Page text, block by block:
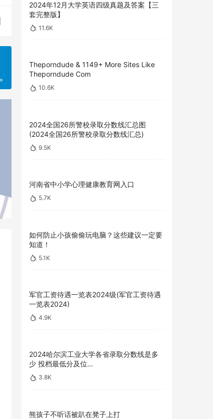
2024年12月大学英语四级真题及答案【三
套完整版】
11.6K
Theporndude & 1149+ More Sites Like
Theporndude Com
10.6K
2024全国26所警校录取分数线汇总图
(2024全国26所警校录取分数线汇总)
9.5K
河南省中小学心理健康教育网入口
5.7K
如何防止小孩偷偷玩电脑？这些建议一定要
知道！
5.1K
军官工资待遇一览表2024级(军官工资待遇
一览表2024)
4.9K
2024哈尔滨工业大学各省录取分数线是多
少 投档最低分及位…
3.8K
熊孩子不听话被趴在凳子上打